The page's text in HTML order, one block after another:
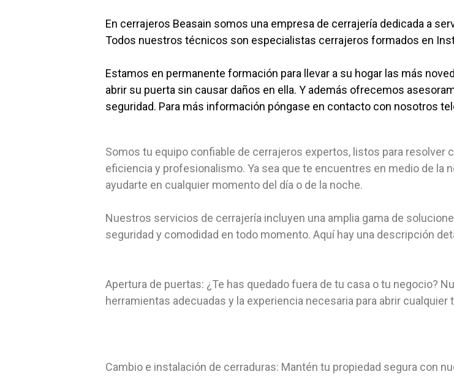
En cerrajeros Beasain somos una empresa de cerrajería dedicada a
Todos nuestros técnicos son especialistas cerrajeros formados en
Estamos en permanente formación para llevar a su hogar las más
abrir su puerta sin causar daños en ella. Y además ofrecemos
seguridad. Para más información póngase en contacto con nosotros
Somos tu equipo confiable de cerrajeros expertos, listos para resolver
eficiencia y profesionalismo. Ya sea que te encuentres en medio de la
ayudarte en cualquier momento del día o de la noche.
Nuestros servicios de cerrajería incluyen una amplia gama de
seguridad y comodidad en todo momento. Aquí hay una descripción
Apertura de puertas: ¿Te has quedado fuera de tu casa o tu negocio?
herramientas adecuadas y la experiencia necesaria para abrir
Cambio e instalación de cerraduras: Mantén tu propiedad segura con